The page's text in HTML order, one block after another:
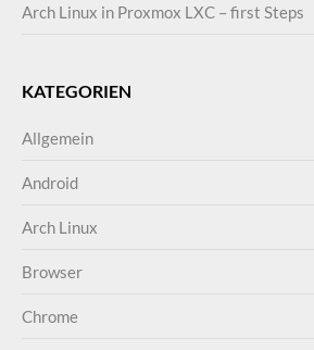
Arch Linux in Proxmox LXC – first Steps
KATEGORIEN
Allgemein
Android
Arch Linux
Browser
Chrome